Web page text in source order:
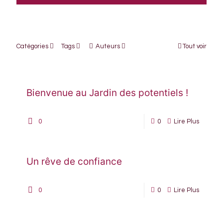
Catégories Tags Auteurs Tout voir
Bienvenue au Jardin des potentiels !
0 0 Lire Plus
Un rêve de confiance
0 0 Lire Plus